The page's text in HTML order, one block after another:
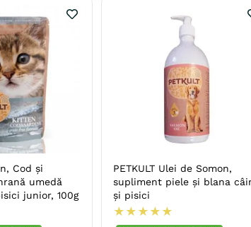
Cod şi
umedă
junior, 100g
PETKULT Ulei de Somon,
supliment piele şi blana
şi pisici
★ ★ ★ ★ ★